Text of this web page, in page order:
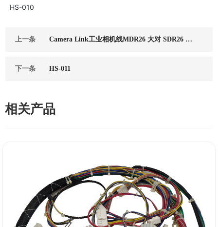
HS-010
上一条
Camera Link工业相机线MDR26 大对 SDR26 小
下一条 HS-011
相关产品